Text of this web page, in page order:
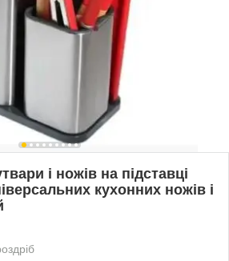
і ножів на підставці
кухонних ножів і